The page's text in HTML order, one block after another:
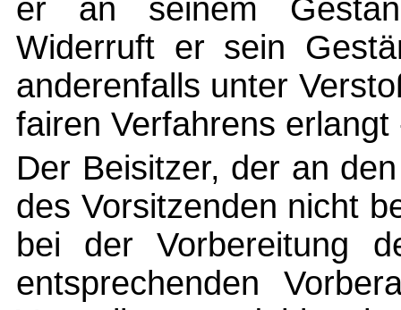
er an seinem
Widerruft er sein
anderenfalls unter
fairen Verfahrens
Der Beisitzer, der an
des Vorsitzenden nicht
bei der Vorbereitung
entsprechenden